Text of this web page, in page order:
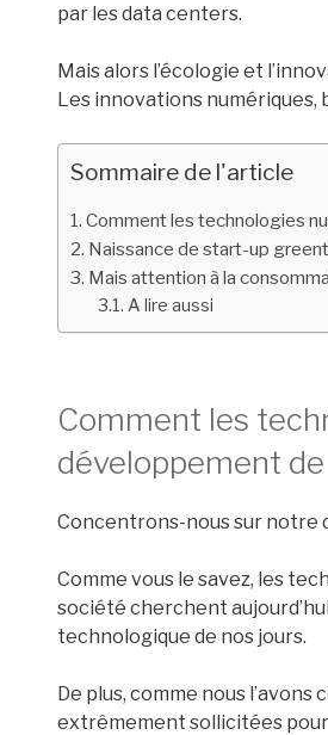
par les data centers.
Mais alors l’écologie et
Les innovations
Sommaire de l'article
Comment les technologies
Naissance de start-up
Mais attention à la
A lire aussi
Comment les
développement de
Concentrons-nous sur notre
Comme vous le savez, les
société cherchent
technologique de nos jours.
De plus, comme nous
extrêmement sollicitées